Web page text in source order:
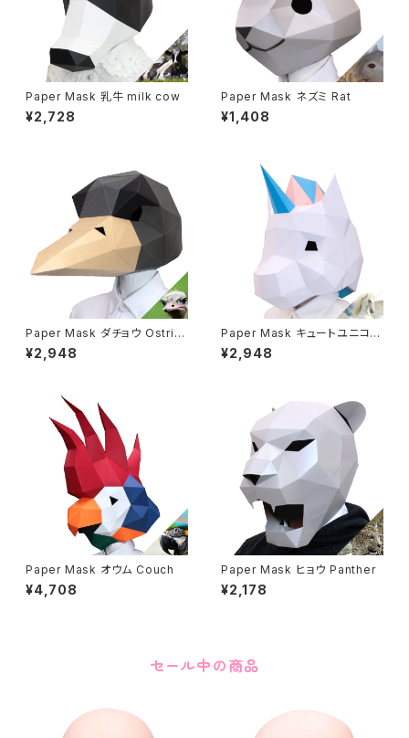
Paper Mask 乳牛 milk cow
¥2,728
Paper Mask ネズミ Rat
¥1,408
Paper Mask ダチョウ Ostric
h
¥2,948
Paper Mask キュートユニコー
ン Cute unicon
¥2,948
Paper Mask オウム Couch
¥4,708
Paper Mask ヒョウ Panther
¥2,178
セール中の商品